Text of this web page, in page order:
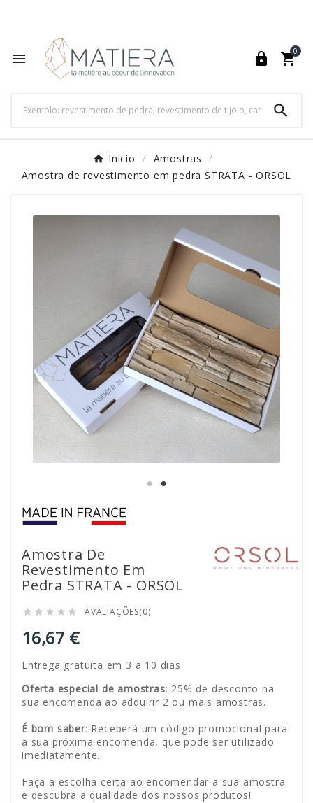
  
0

Início
Amostras
Amostra de revestimento em pedra STRATA - ORSOL
Amostra De
Revestimento Em
Pedra STRATA - ORSOL
     AVALIAÇÕES(0)
16,67 €
Entrega gratuita em 3 a 10 dias
Oferta especial de amostras: 25% de desconto na
sua encomenda ao adquirir 2 ou mais amostras.
É bom saber: Receberá um código promocional para
a sua próxima encomenda, que pode ser utilizado
imediatamente.
Faça a escolha certa ao encomendar a sua amostra
e descubra a qualidade dos nossos produtos!